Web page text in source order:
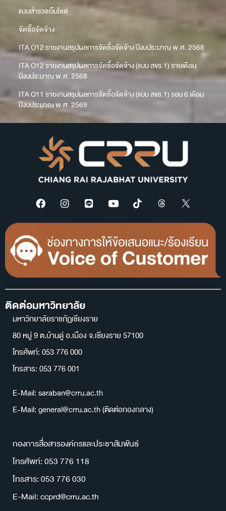
แบบสำรวจเว็บไซต์
จัดซื้อจัดจ้าง
ITA O12 รายงานสรุปผลการจัดซื้อจัดจ้าง ปีงบประมาณ พ.ศ. 2568
ITA O12 รายงานสรุปผลการจัดซื้อจัดจ้าง (แบบ สขร.1) รายเดือน
ปีงบประมาณ พ.ศ. 2568
ITA O11 รายงานสรุปผลการจัดซื้อจัดจ้าง (แบบ สขร.1) รอบ 6 เดือน
ปีงบประมาณ พ.ศ. 2569
ติดต่อมหาวิทยาลัย
มหาวิทยาลัยราชภัฏเชียงราย
80 หมู่ 9 ต.บ้านดู่ อ.เมือง จ.เชียงราย 57100
โทรศัพท์: 053 776 000
โทรสาร: 053 776 001
E-Mail: saraban@crru.ac.th
E-Mail: general@crru.ac.th (ติดต่อกองกลาง)
กองการสื่อสารองค์กรและประชาสัมพันธ์
โทรศัพท์: 053 776 118
โทรสาร: 053 776 030
E-Mail: ccprd@crru.ac.th